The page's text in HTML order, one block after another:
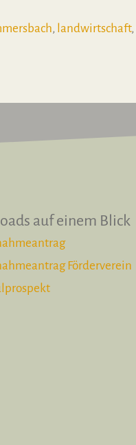
, landwirtschaft,
auf einem Blick
Förderverein